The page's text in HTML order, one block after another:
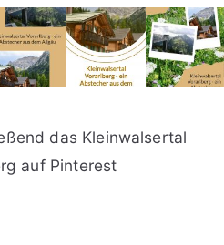
das Kleinwalsertal
auf Pinterest